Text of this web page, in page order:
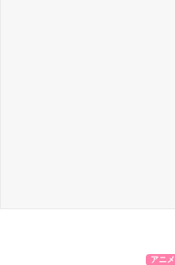
アニメ